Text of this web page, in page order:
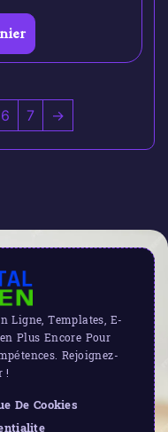
6 7 →
Ligne, Templates, E-
Plus Encore Pour
Rejoignez-
!
De Cookies